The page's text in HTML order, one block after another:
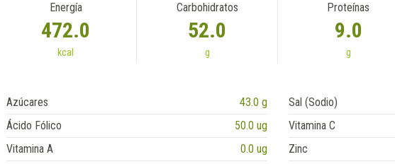
Energía
472.0
kcal
Carbohidratos
52.0
g
Proteínas
9.0
g
Azúcares 43.0 g Sal (Sodio)
Ácido Fólico
50.0 ug Vitamina C
Vitamina A
0.0 ug Zinc